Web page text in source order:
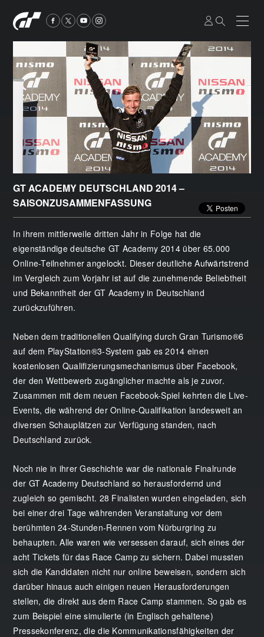
GT ACADEMY DEUTSCHLAND 2014 –
SAISONZUSAMMENFASSUNG
In ihrem mittlerweile dritten Jahr in Folge hat die
eigenständige deutsche GT Academy 2014 über 65.000
Online-Teilnehmer angelockt. Dieser deutliche Aufwärtstrend
im Vergleich zum Vorjahr ist auf die zunehmende Beliebtheit
und Bekanntheit der GT Academy in Deutschland
zurückzuführen.
Neben dem traditionellen Qualifying durch Gran Turismo®6
auf dem PlayStation®3-System gab es 2014 einen
kostenlosen Qualifizierungsmechanismus über Facebook,
der den Wettbewerb zugänglicher machte als je zuvor.
Zusammen mit dem neuen Facebook-Spiel kehrten die Live-
Events, die während der Online-Qualifikation landesweit an
diversen Schauplätzen zur Verfügung standen, nach
Deutschland zurück.
Noch nie in ihrer Geschichte war die nationale Finalrunde
der GT Academy Deutschland so herausfordernd und
zugleich so gemischt. 28 Finalisten wurden eingeladen, sich
bei einer drei Tage währenden Veranstaltung vor dem
berühmten 24-Stunden-Rennen vom Nürburgring zu
behaupten. Alle waren wie versessen darauf, sich eines der
acht Tickets für das Race Camp zu sichern. Dabei mussten
sich die Kandidaten nicht nur online beweisen, sondern sich
darüber hinaus auch einigen neuen Herausforderungen
stellen, die direkt aus dem Race Camp stammen. So gab es
zum Beispiel eine simulierte (in Englisch gehaltene)
Pressekonferenz, die die Kommunikationsfähigkeiten der